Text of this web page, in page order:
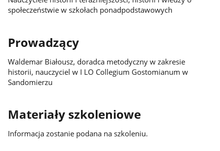
społeczeństwie w szkołach ponadpodstawowych
Prowadzący
Waldemar Białousz, doradca metodyczny w zakresie
historii, nauczyciel w I LO Collegium Gostomianum w
Sandomierzu
Materiały szkoleniowe
Informacja zostanie podana na szkoleniu.